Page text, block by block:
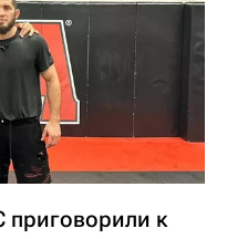
приговорили к